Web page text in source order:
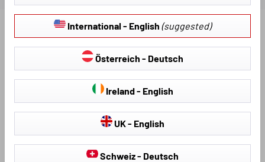
Scopri altri prodotti per il tuo veicolo:
International - English (suggested)
Österreich - Deutsch
Ireland - English
UK - English
Schweiz - Deutsch